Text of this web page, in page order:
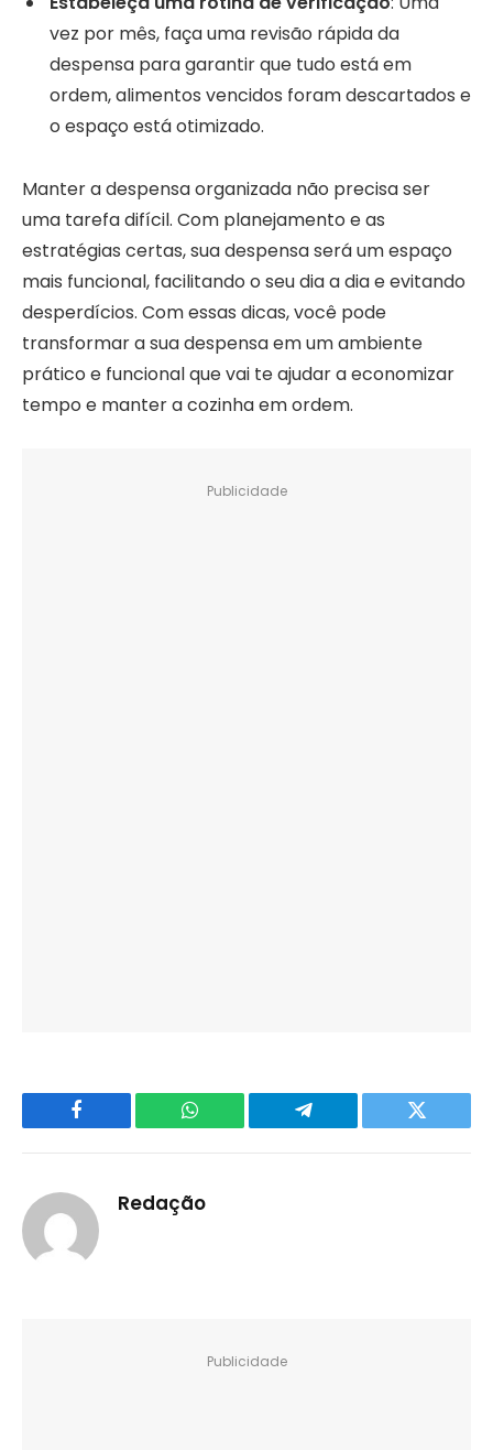
vez por mês, faça uma revisão rápida da
despensa para garantir que tudo está em
ordem, alimentos vencidos foram descartados e
o espaço está otimizado.
Manter a despensa organizada não precisa ser
uma tarefa difícil. Com planejamento e as
estratégias certas, sua despensa será um espaço
mais funcional, facilitando o seu dia a dia e evitando
desperdícios. Com essas dicas, você pode
transformar a sua despensa em um ambiente
prático e funcional que vai te ajudar a economizar
tempo e manter a cozinha em ordem.
Publicidade
Facebook WhatsApp Telegram Twitter
Redação
Publicidade